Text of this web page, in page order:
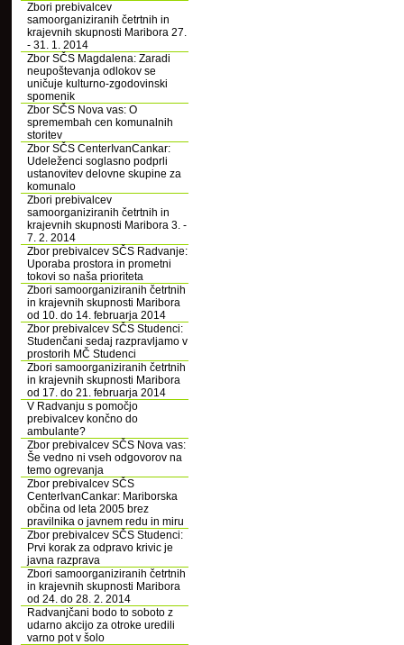
Zbori prebivalcev
samoorganiziranih četrtnih in
krajevnih skupnosti Maribora 27.
- 31. 1. 2014
Zbor SČS Magdalena: Zaradi
neupoštevanja odlokov se
uničuje kulturno-zgodovinski
spomenik
Zbor SČS Nova vas: O
spremembah cen komunalnih
storitev
Zbor SČS CenterIvanCankar:
Udeleženci soglasno podprli
ustanovitev delovne skupine za
komunalo
Zbori prebivalcev
samoorganiziranih četrtnih in
krajevnih skupnosti Maribora 3. -
7. 2. 2014
Zbor prebivalcev SČS Radvanje:
Uporaba prostora in prometni
tokovi so naša prioriteta
Zbori samoorganiziranih četrtnih
in krajevnih skupnosti Maribora
od 10. do 14. februarja 2014
Zbor prebivalcev SČS Studenci:
Studenčani sedaj razpravljamo v
prostorih MČ Studenci
Zbori samoorganiziranih četrtnih
in krajevnih skupnosti Maribora
od 17. do 21. februarja 2014
V Radvanju s pomočjo
prebivalcev končno do
ambulante?
Zbor prebivalcev SČS Nova vas:
Še vedno ni vseh odgovorov na
temo ogrevanja
Zbor prebivalcev SČS
CenterIvanCankar: Mariborska
občina od leta 2005 brez
pravilnika o javnem redu in miru
Zbor prebivalcev SČS Studenci:
Prvi korak za odpravo krivic je
javna razprava
Zbori samoorganiziranih četrtnih
in krajevnih skupnosti Maribora
od 24. do 28. 2. 2014
Radvanjčani bodo to soboto z
udarno akcijo za otroke uredili
varno pot v šolo